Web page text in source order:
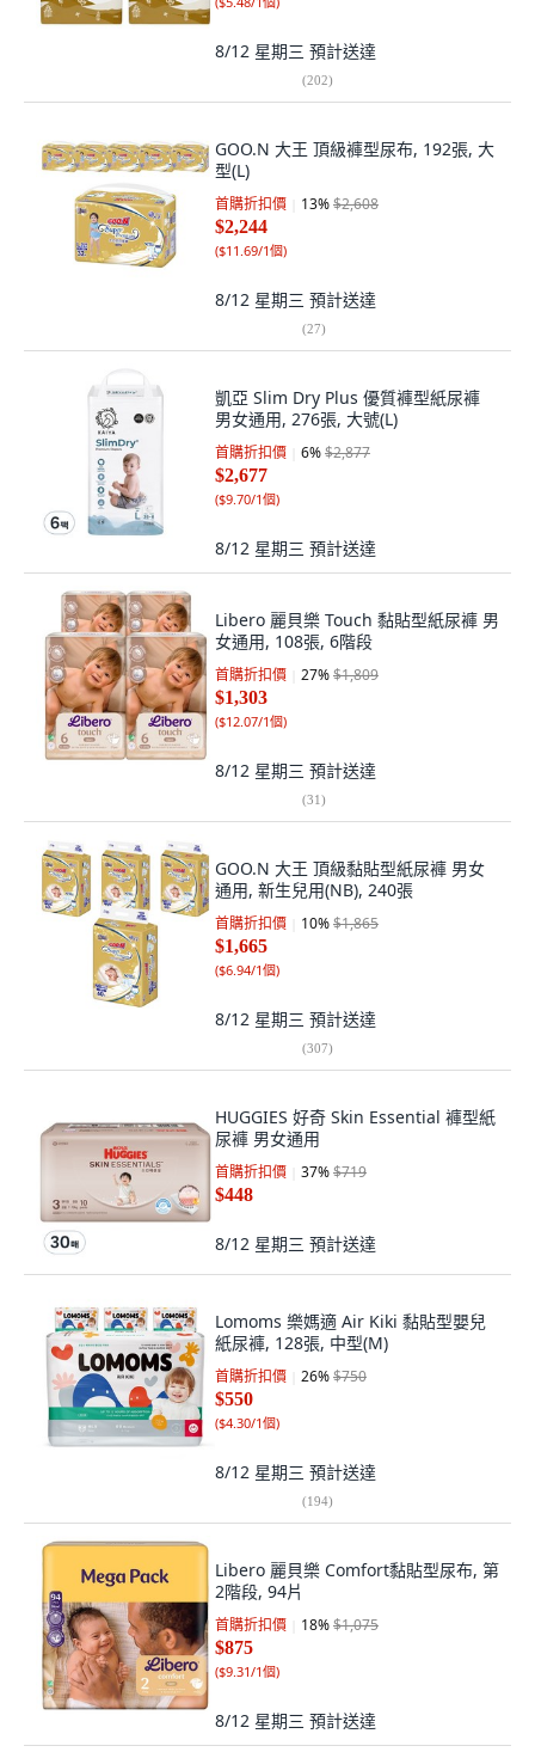
8/12 星期三 預計送達
(202)
GOO.N 大王 頂級褲型尿布, 192張, 大
型(L)
首購折扣價 13%$2,608
$2,244
($11.69/1個)
8/12 星期三 預計送達
(27)
凱亞 Slim Dry Plus 優質褲型紙尿褲
男女通用, 276張, 大號(L)
首購折扣價 6%$2,877
$2,677
($9.70/1個)
8/12 星期三 預計送達
Libero 麗貝樂 Touch 黏貼型紙尿褲 男
女通用, 108張, 6階段
首購折扣價 27%$1,809
$1,303
($12.07/1個)
8/12 星期三 預計送達
(31)
GOO.N 大王 頂級黏貼型紙尿褲 男女
通用, 新生兒用(NB), 240張
首購折扣價 10%$1,865
$1,665
($6.94/1個)
8/12 星期三 預計送達
(307)
HUGGIES 好奇 Skin Essential 褲型紙
尿褲 男女通用
首購折扣價 37%$719
$448
8/12 星期三 預計送達
Lomoms 樂媽適 Air Kiki 黏貼型嬰兒
紙尿褲, 128張, 中型(M)
首購折扣價 26%$750
$550
($4.30/1個)
8/12 星期三 預計送達
(194)
Libero 麗貝樂 Comfort黏貼型尿布, 第
2階段, 94片
首購折扣價 18%$1,075
$875
($9.31/1個)
8/12 星期三 預計送達